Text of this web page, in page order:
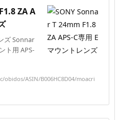
ZA A
ズ Sonnar
ト用 APS-
ASIN/B006HC8D04/moacri